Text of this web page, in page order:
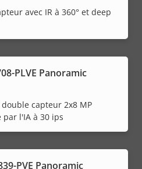
avec IR à 360° et deep
PLVE Panoramic
double capteur 2x8 MP
par l'IA à 30 ips
PVE Panoramic